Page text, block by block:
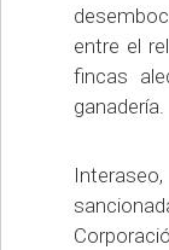
entre el
fincas
ganadería.